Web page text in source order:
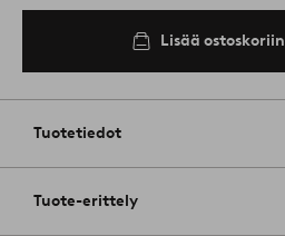
Lisää Lisää ostoskoriin
Tuotetiedot
Tuote-erittely